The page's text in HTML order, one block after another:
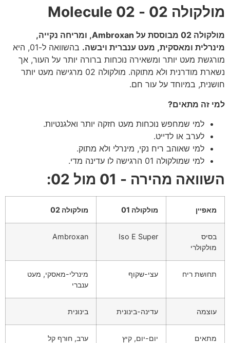
מולקולה 02 - Molecule 02
מולקולה 02 מבוססת על Ambroxan, ומריחה נקייה,
מינרלית ומאסקית, מעט ענברית ויבשה.
בהשוואה ל-01, היא
מורגשת מעט יותר ומשאירה נוכחות ברורה יותר על העור, אך
נשארת מודרנית ולא מתוקה. מולקולה 02 מרגישה מעט יותר
חושנית, במיוחד על עור חם.
למי זה מתאים?
למי שמחפש נוכחות מעט חזקה יותר ואלגנטיות.
לערב או לדייט.
למי שאוהב ריח נקי, מינרלי ולא מתוק.
למי שמולקולה 01 הרגישה לו עדינה מדי.
השוואה מהירה - 01 מול 02:
מאפיין מולקולה 01 מולקולה 02
בסיס
מולקולרי
Iso E Super
Ambroxan
תחושת ריח עצי-שקוף
מינרלי-מאסקי, מעט
ענברי
עוצמה עדינה-בינונית בינונית
מתאים
יום-יום, קיץ ערב, חורף קל